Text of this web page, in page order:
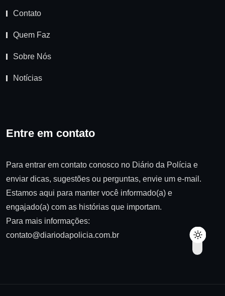
Contato
Quem Faz
Sobre Nós
Notícias
Entre em contato
Para entrar em contato conosco no Diário da Polícia e
enviar dicas, sugestões ou perguntas, envie um e-mail.
Estamos aqui para manter você informado(a) e
engajado(a) com as histórias que importam.
Para mais informações:
contato@diariodapolicia.com.br